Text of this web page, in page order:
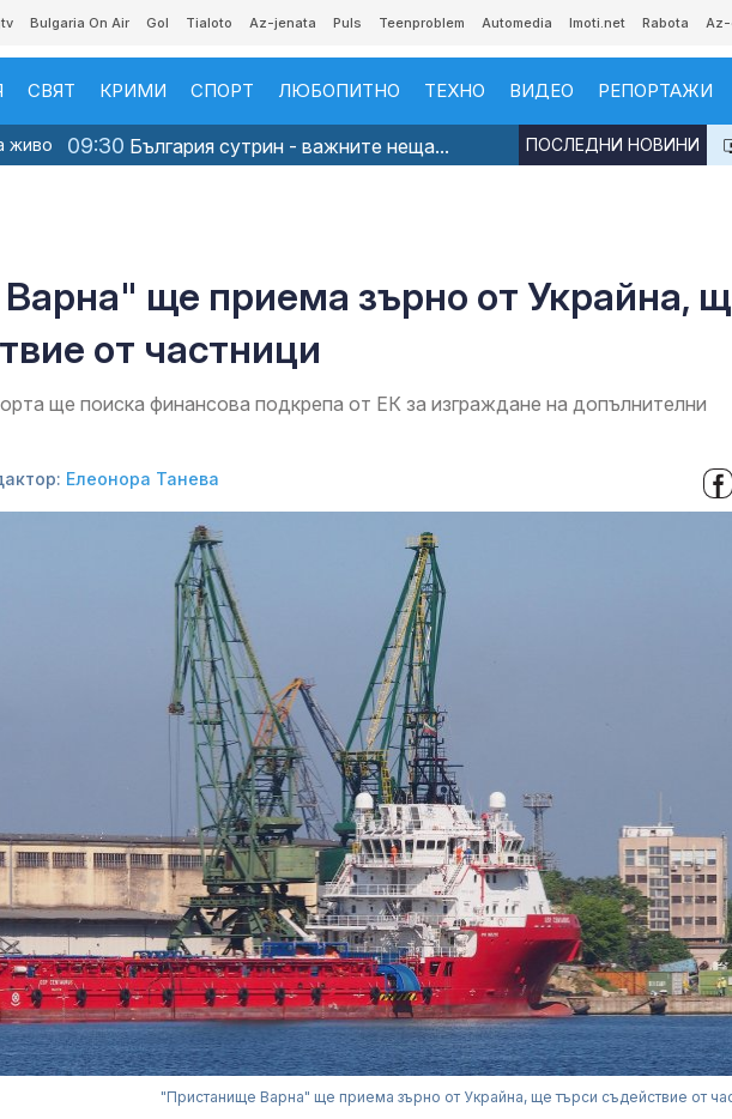
Bulgaria On Air Gol Tialoto Az-jenata Puls Teenproblem Automedia Imoti.net Rabota
СВЯТ КРИМИ СПОРТ ЛЮБОПИТНО ТЕХНО ВИДЕО РЕПОРТАЖИ
живо 09:30 България сутрин - важните неща... ПОСЛЕДНИ НОВИНИ
ще приема зърно от Украйна,
от частници
ще поиска финансова подкрепа от ЕК за изграждане на допълнителни
Елеонора Танева
"Пристанище Варна" ще приема зърно от Украйна, ще търси съдействие от